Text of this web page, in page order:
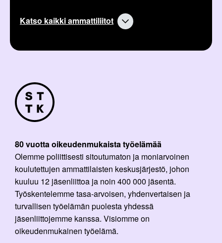
:
Katso kaikki ammattiliitot
80 vuotta oikeudenmukaista työelämää
Olemme poliittisesti sitoutumaton ja moniarvoinen
koulutettujen ammattilaisten keskusjärjestö, johon
kuuluu 12 jäsenliittoa ja noin 400 000 jäsentä.
Työskentelemme tasa-arvoisen, yhdenvertaisen ja
turvallisen työelämän puolesta yhdessä
jäsenliittojemme kanssa. Visiomme on
oikeudenmukainen työelämä.